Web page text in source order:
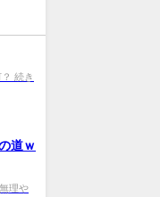
続き
道ｗ
理や